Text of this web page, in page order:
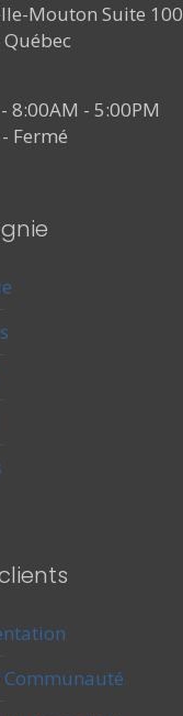
Mouton Suite 100
8:00AM - 5:00PM
Fermé